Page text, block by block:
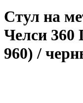
Стул на
Челси 360
960) /